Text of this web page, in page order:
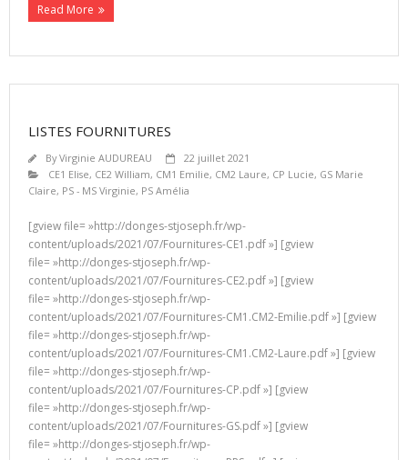
Read More
LISTES FOURNITURES
ByVirginie AUDUREAU
22 juillet 2021
CE1 Elise, CE2 William, CM1 Emilie, CM2 Laure, CP Lucie, GS Marie
Claire, PS - MS Virginie, PS Amélia
[gview file= »http://donges-stjoseph.fr/wp-
content/uploads/2021/07/Fournitures-CE1.pdf »] [gview
file= »http://donges-stjoseph.fr/wp-
content/uploads/2021/07/Fournitures-CE2.pdf »] [gview
file= »http://donges-stjoseph.fr/wp-
content/uploads/2021/07/Fournitures-CM1.CM2-Emilie.pdf »] [gview
file= »http://donges-stjoseph.fr/wp-
content/uploads/2021/07/Fournitures-CM1.CM2-Laure.pdf »] [gview
file= »http://donges-stjoseph.fr/wp-
content/uploads/2021/07/Fournitures-CP.pdf »] [gview
file= »http://donges-stjoseph.fr/wp-
content/uploads/2021/07/Fournitures-GS.pdf »] [gview
file= »http://donges-stjoseph.fr/wp-